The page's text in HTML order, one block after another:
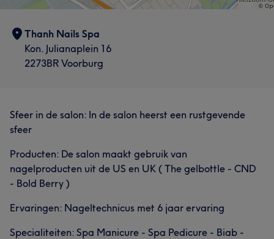
Thanh Nails Spa
Kon. Julianaplein 16
2273BR Voorburg
Sfeer in de salon: In de salon heerst een rustgevende
sfeer
Producten: De salon maakt gebruik van
nagelproducten uit de US en UK ( The gelbottle - CND
- Bold Berry )
Ervaringen: Nageltechnicus met 6 jaar ervaring
Specialiteiten: Spa Manicure - Spa Pedicure - Biab -